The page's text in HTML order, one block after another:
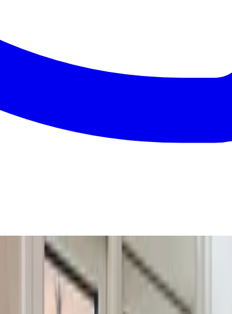
— gratis, uforpligtende og med svar inden 24 timer.